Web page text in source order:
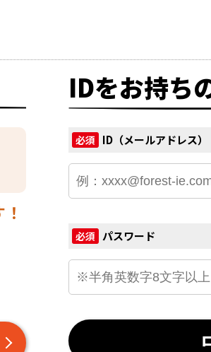
IDをお持ち
必須 ID（メールアドレス）
必須 パスワード